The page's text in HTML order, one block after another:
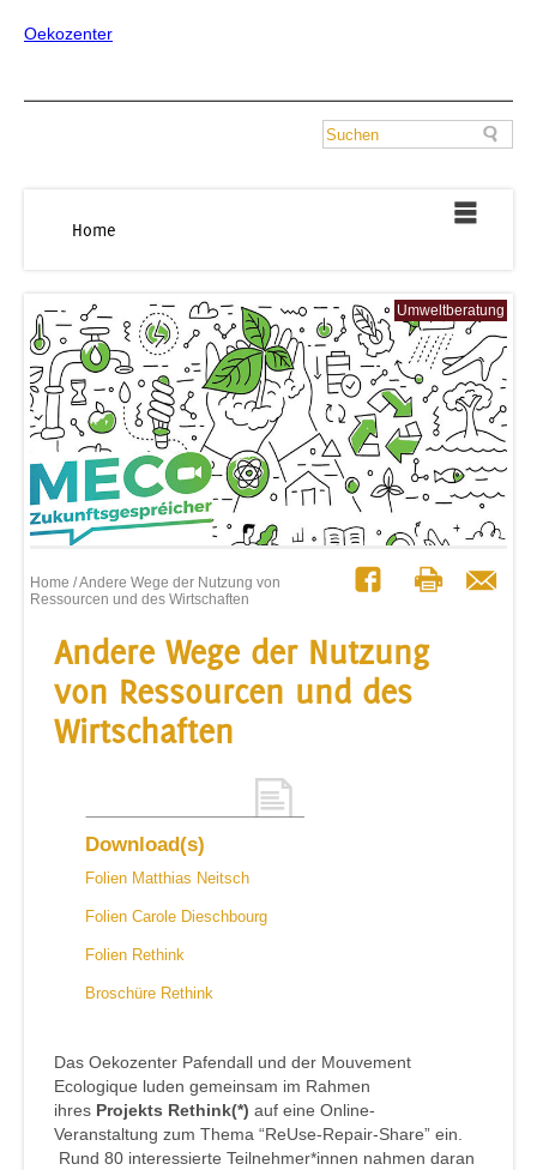
Oekozenter
Home
Umweltberatung
Home / Andere Wege der Nutzung von
Ressourcen und des Wirtschaften
Andere Wege der Nutzung
von Ressourcen und des
Wirtschaften
Download(s)
Folien Matthias Neitsch
Folien Carole Dieschbourg
Folien Rethink
Broschüre Rethink
Das Oekozenter Pafendall und der Mouvement
Ecologique luden gemeinsam im Rahmen
ihres Projekts Rethink(*) auf eine Online-
Veranstaltung zum Thema “ReUse-Repair-Share” ein.
Rund 80 interessierte Teilnehmer*innen nahmen daran